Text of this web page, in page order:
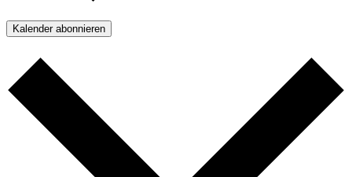
Kalender abonnieren